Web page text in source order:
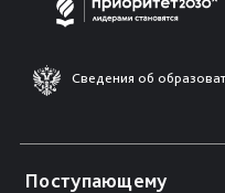
Сведения об
Поступающему